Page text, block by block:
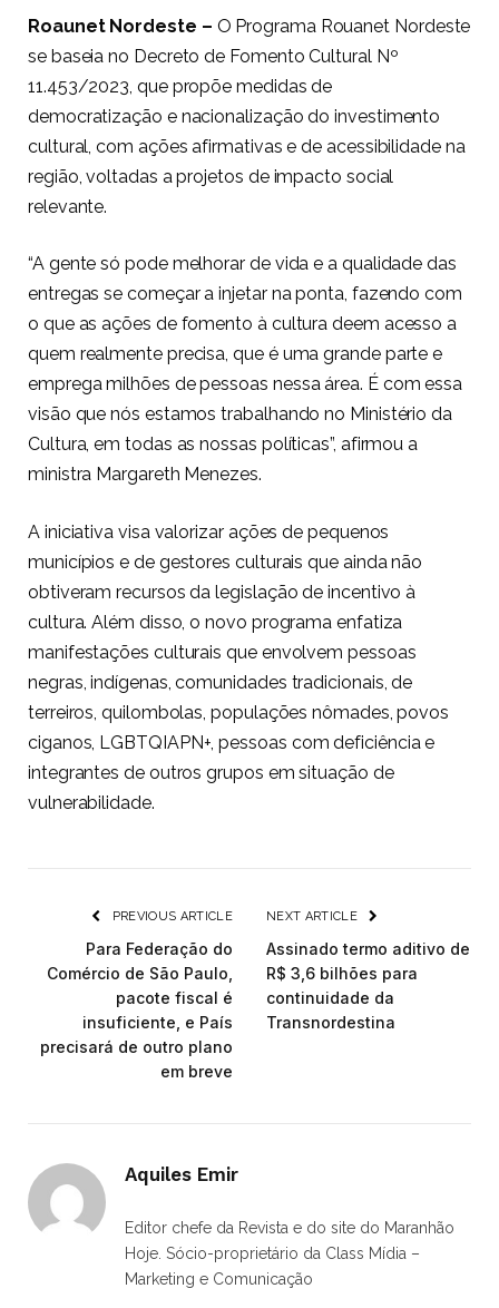
Roaunet Nordeste – O Programa Rouanet Nordeste
se baseia no Decreto de Fomento Cultural Nº
11.453/2023, que propõe medidas de
democratização e nacionalização do investimento
cultural, com ações afirmativas e de acessibilidade na
região, voltadas a projetos de impacto social
relevante.
“A gente só pode melhorar de vida e a qualidade das
entregas se começar a injetar na ponta, fazendo com
o que as ações de fomento à cultura deem acesso a
quem realmente precisa, que é uma grande parte e
emprega milhões de pessoas nessa área. É com essa
visão que nós estamos trabalhando no Ministério da
Cultura, em todas as nossas políticas”, afirmou a
ministra Margareth Menezes.
A iniciativa visa valorizar ações de pequenos
municípios e de gestores culturais que ainda não
obtiveram recursos da legislação de incentivo à
cultura. Além disso, o novo programa enfatiza
manifestações culturais que envolvem pessoas
negras, indígenas, comunidades tradicionais, de
terreiros, quilombolas, populações nômades, povos
ciganos, LGBTQIAPN+, pessoas com deficiência e
integrantes de outros grupos em situação de
vulnerabilidade.
PREVIOUS ARTICLE
Para Federação do
Comércio de São Paulo,
pacote fiscal é
insuficiente, e País
precisará de outro plano
em breve
NEXT ARTICLE
Assinado termo aditivo de
R$ 3,6 bilhões para
continuidade da
Transnordestina
Aquiles Emir
Editor chefe da Revista e do site do Maranhão
Hoje. Sócio-proprietário da Class Mídia –
Marketing e Comunicação